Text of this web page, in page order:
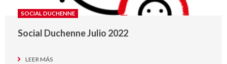
SOCIAL DUCHENNE
Social Duchenne Julio 2022
LEER MÁS